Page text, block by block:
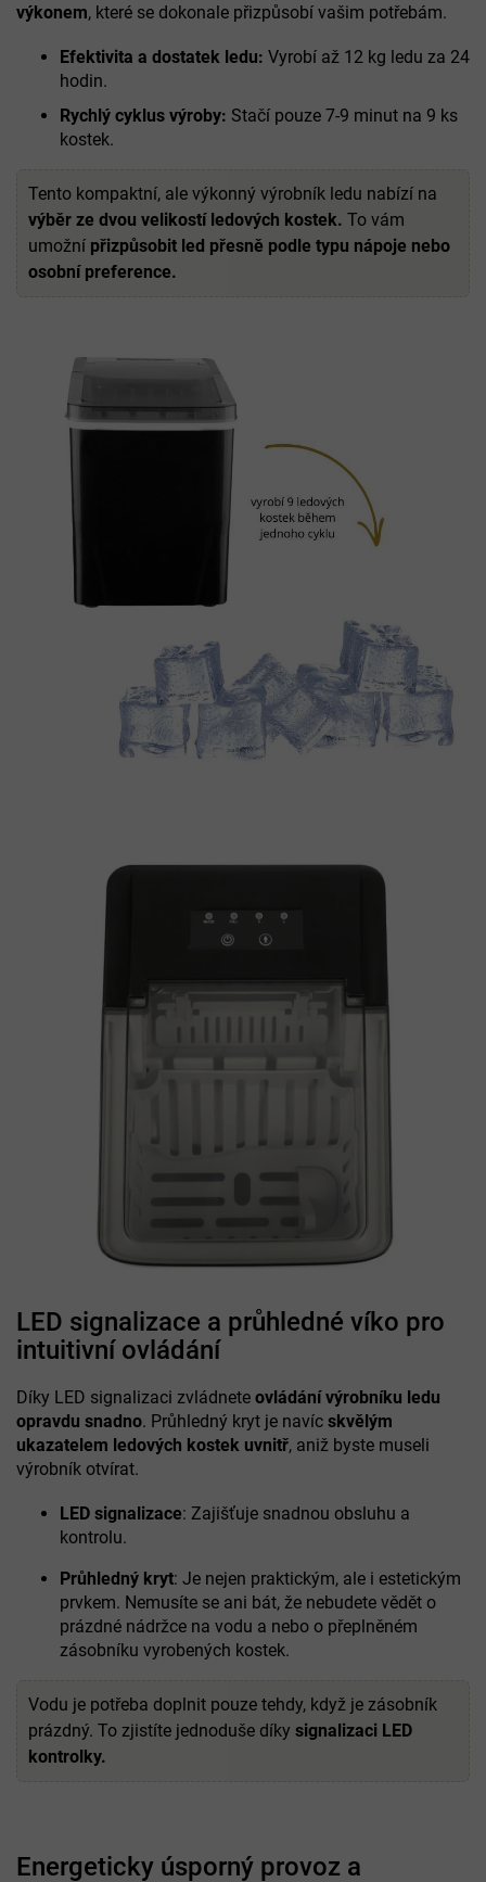
výkonem, které se dokonale přizpůsobí vašim potřebám.
Efektivita a dostatek ledu: Vyrobí až 12 kg ledu za 24
hodin.
Rychlý cyklus výroby: Stačí pouze 7-9 minut na 9 ks
kostek.
Tento kompaktní, ale výkonný výrobník ledu nabízí na
výběr ze dvou velikostí ledových kostek. To vám
umožní přizpůsobit led přesně podle typu nápoje nebo
osobní preference.
LED signalizace a průhledné víko pro
intuitivní ovládání
Díky LED signalizaci zvládnete ovládání výrobníku ledu
opravdu snadno. Průhledný kryt je navíc skvělým
ukazatelem ledových kostek uvnitř, aniž byste museli
výrobník otvírat.
LED signalizace: Zajišťuje snadnou obsluhu a
kontrolu.
Průhledný kryt: Je nejen praktickým, ale i estetickým
prvkem. Nemusíte se ani bát, že nebudete vědět o
prázdné nádržce na vodu a nebo o přeplněném
zásobníku vyrobených kostek.
Vodu je potřeba doplnit pouze tehdy, když je zásobník
prázdný. To zjistíte jednoduše díky signalizaci LED
kontrolky.
Energeticky úsporný provoz a